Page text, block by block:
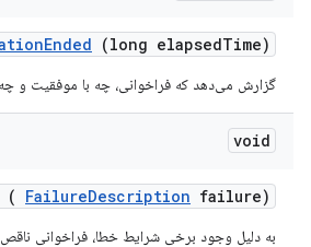
Ended (long elapsedTime)
گزارش می‌دهد که فراخوانی، چه با موفقیت و
void
( FailureDescription failure)
به دلیل وجود برخی شرایط خطا، فراخوانی